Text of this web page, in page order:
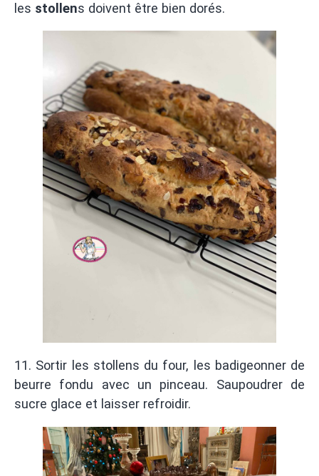
les stollens doivent être bien dorés.
11. Sortir les stollens du four, les badigeonner de
beurre fondu avec un pinceau. Saupoudrer de
sucre glace et laisser refroidir.